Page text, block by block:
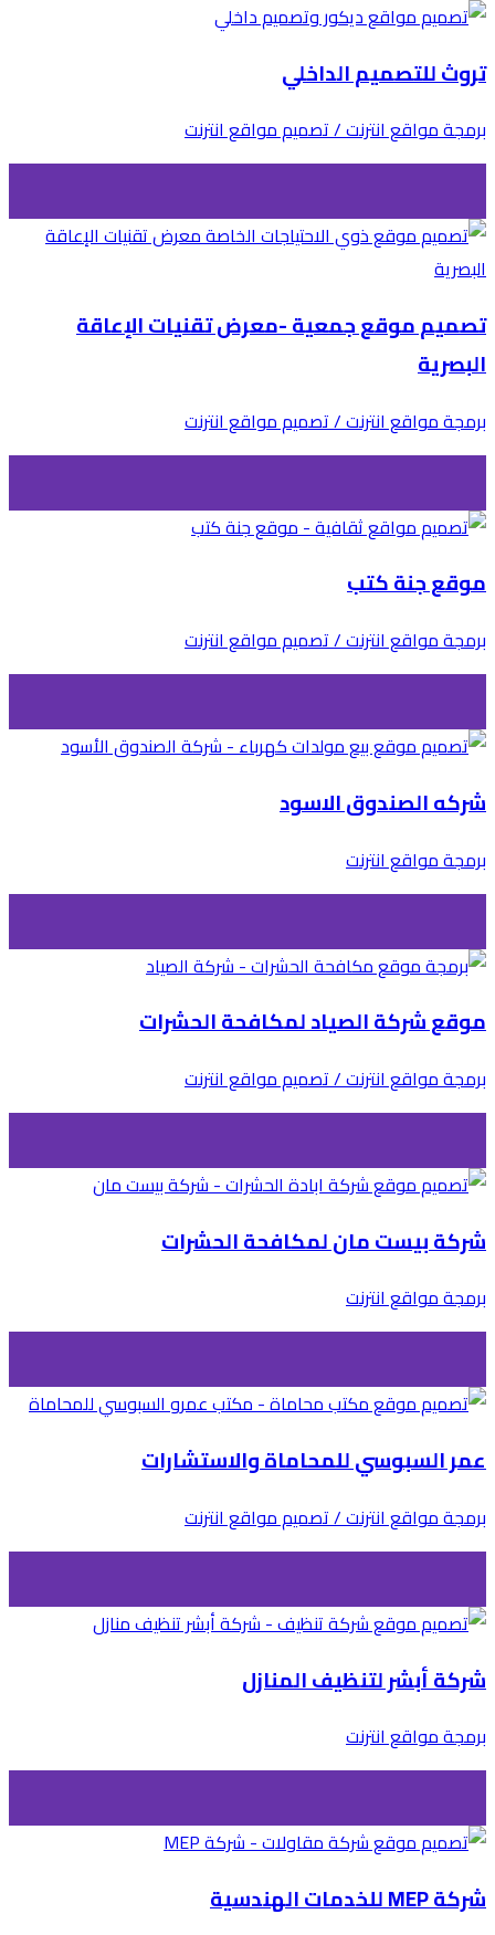
تروث للتصميم الداخلي
برمجة مواقع انترنت / تصميم مواقع انترنت
تصميم موقع جمعية -معرض تقنيات الإعاقة
البصرية
برمجة مواقع انترنت / تصميم مواقع انترنت
موقع جنة كتب
برمجة مواقع انترنت / تصميم مواقع انترنت
شركه الصندوق الاسود
برمجة مواقع انترنت
موقع شركة الصياد لمكافحة الحشرات
برمجة مواقع انترنت / تصميم مواقع انترنت
شركة بيست مان لمكافحة الحشرات
برمجة مواقع انترنت
عمر السبوسي للمحاماة والاستشارات
برمجة مواقع انترنت / تصميم مواقع انترنت
شركة أبشر لتنظيف المنازل
برمجة مواقع انترنت
شركة MEP للخدمات الهندسية